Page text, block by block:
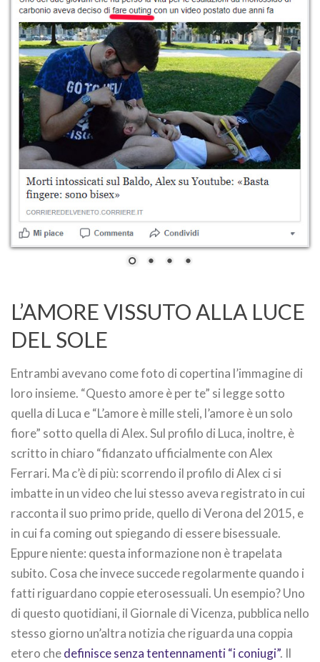
L’AMORE VISSUTO ALLA LUCE
DEL SOLE
Entrambi avevano come foto di copertina l’immagine di
loro insieme. “Questo amore è per te” si legge sotto
quella di Luca e “L’amore è mille steli, l’amore è un solo
fiore” sotto quella di Alex. Sul profilo di Luca, inoltre, è
scritto in chiaro “fidanzato ufficialmente con Alex
Ferrari. Ma c’è di più: scorrendo il profilo di Alex ci si
imbatte in un video che lui stesso aveva registrato in cui
racconta il suo primo pride, quello di Verona del 2015, e
in cui fa coming out spiegando di essere bisessuale.
Eppure niente: questa informazione non è trapelata
subito. Cosa che invece succede regolarmente quando i
fatti riguardano coppie eterosessuali. Un esempio? Uno
di questo quotidiani, il Giornale di Vicenza, pubblica nello
stesso giorno un’altra notizia che riguarda una coppia
etero chedefinisce senza tentennamenti “i coniugi”. Il